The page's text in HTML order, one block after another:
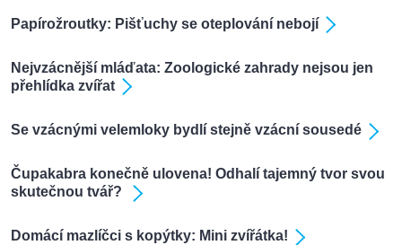
Papírožroutky: Pišťuchy se oteplování nebojí
Nejvzácnější mláďata: Zoologické zahrady nejsou jen
přehlídka zvířat
Se vzácnými velemloky bydlí stejně vzácní sousedé
Čupakabra konečně ulovena! Odhalí tajemný tvor svou
skutečnou tvář?
Domácí mazlíčci s kopýtky: Mini zvířátka!